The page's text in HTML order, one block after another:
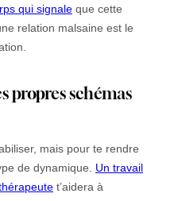
qui signale que cette
relation malsaine est le
propres schémas
mais pour te rendre
de dynamique. Un travail
t’aidera à